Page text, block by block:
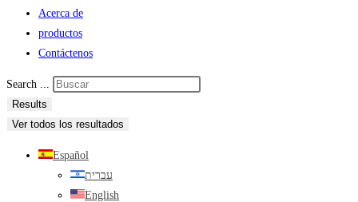
Acerca de
productos
Contáctenos
Search ...
Results
Ver todos los resultados
Español
עברית
English